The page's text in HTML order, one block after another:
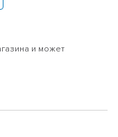
и может